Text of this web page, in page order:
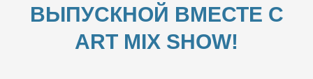
ВЫПУСКНОЙ ВМЕСТЕ С
ART MIX SHOW!